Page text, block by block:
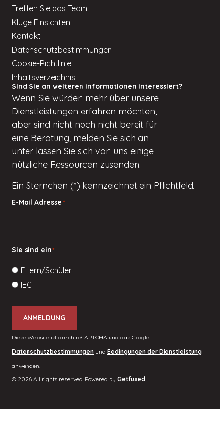
Treffen Sie das Team
Kluge Einsichten
Kontakt
Datenschutzbestimmungen
Cookie-Richtlinie
Inhaltsverzeichnis
Sind Sie an weiteren Informationen interessiert?
Wenn Sie würden mehr über unsere
Dienstleistungen erfahren möchten,
aber sind nicht noch nicht bereit für
eine Beratung, melden Sie sich an
unter lassen Sie sich von uns einige
nützliche Ressourcen zusenden.
Ein Sternchen (*) kennzeichnet ein Pflichtfeld.
E-Mail Adresse*
Sie sind ein*
Eltern/Schüler
IEC
ANMELDUNG
Diese Website ist durch reCAPTCHA und das Google
Datenschutzbestimmungen und Bedingungen der Dienstleistung
anwenden.
© 2026 All rights reserved. Powered by Getfused